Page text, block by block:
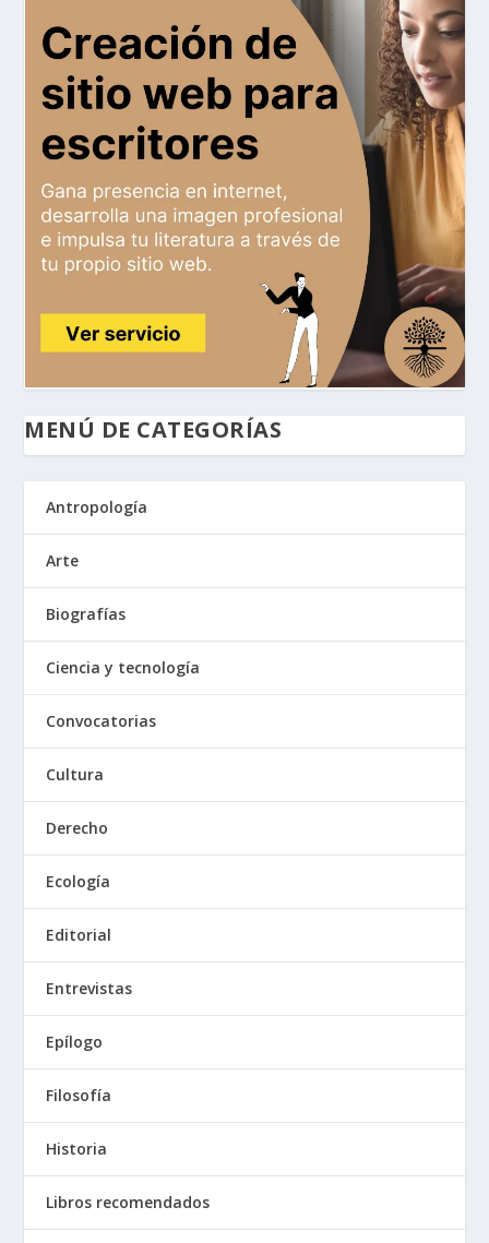
MENÚ DE CATEGORÍAS
Antropología
Arte
Biografías
Ciencia y tecnología
Convocatorias
Cultura
Derecho
Ecología
Editorial
Entrevistas
Epílogo
Filosofía
Historia
Libros recomendados